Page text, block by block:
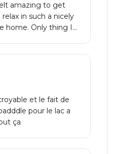
amazing to get
in such a nicely
home. Only thing I
worth the price!
et le fait de
pour le lac a
ça